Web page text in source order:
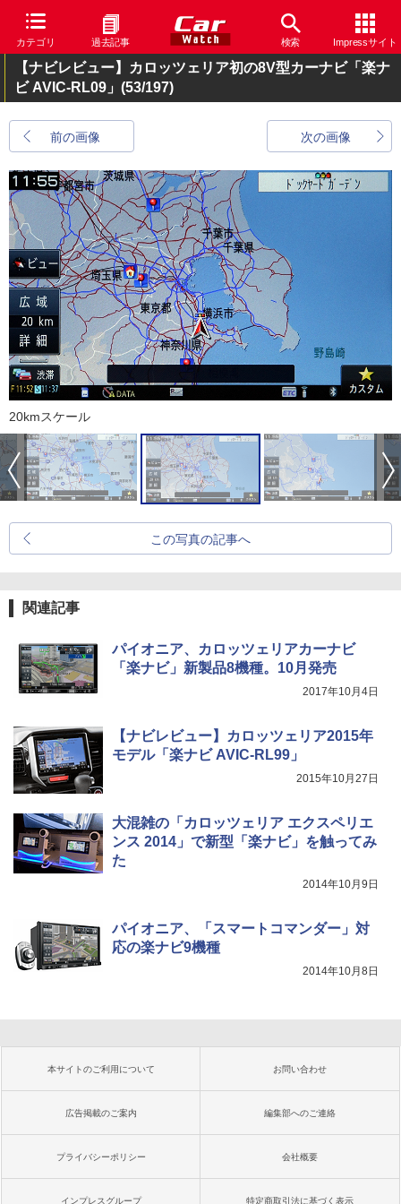
カテゴリ 過去記事 検索 Impressサイト
【ナビレビュー】カロッツェリア初の8V型カーナビ「楽ナ
ビ AVIC-RL09」 (53/197)
前の画像 次の画像
20kmスケール
この写真の記事へ
関連記事
パイオニア、カロッツェリアカーナビ
「楽ナビ」新製品8機種。10月発売
2017年10月4日
【ナビレビュー】カロッツェリア2015年
モデル「楽ナビ AVIC-RL99」
2015年10月27日
大混雑の「カロッツェリア エクスペリエ
ンス 2014」で新型「楽ナビ」を触ってみ
た
2014年10月9日
パイオニア、「スマートコマンダー」対
応の楽ナビ9機種
2014年10月8日
本サイトのご利用について お問い合わせ
広告掲載のご案内 編集部へのご連絡
プライバシーポリシー 会社概要
インプレスグループ 特定商取引法に基づく表示